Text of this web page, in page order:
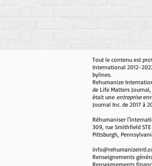
Tout le contenu est
International 2012-
bylines.
Rehumanize
de Life Matters
était une entreprise
Journal Inc. de 2017 à
Réhumaniser
309, rue Smithfield STE
Pittsburgh,
Renseignements
Renseignements